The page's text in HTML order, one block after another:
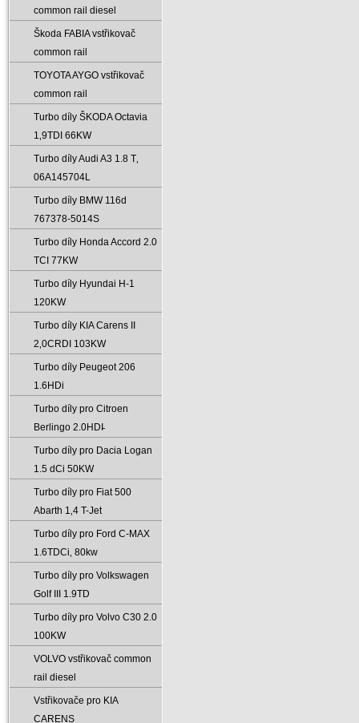
common rail diesel
Škoda FABIA vstřikovač
common rail
TOYOTA AYGO vstřikovač
common rail
Turbo díly ŠKODA Octavia
1‚9TDI 66KW
Turbo díly Audi A3 1.8 T‚
06A145704L
Turbo díly BMW 116d
767378-5014S
Turbo díly Honda Accord 2.0
TCI 77KW
Turbo díly Hyundai H-1
120KW
Turbo díly KIA Carens II
2‚0CRDI 103KW
Turbo díly Peugeot 206
1.6HDi
Turbo díly pro Citroen
Berlingo 2.0HDI̵
Turbo díly pro Dacia Logan
1.5 dCi 50KW
Turbo díly pro Fiat 500
Abarth 1‚4 T-Jet
Turbo díly pro Ford C-MAX
1.6TDCi‚ 80kw
Turbo díly pro Volkswagen
Golf III 1.9TD
Turbo díly pro Volvo C30 2.0
100KW
VOLVO vstřikovač common
rail diesel
Vstřikovače pro KIA
CARENS